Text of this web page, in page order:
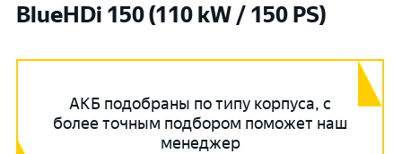
BlueHDi 150 (110 kW / 150 PS)
АКБ подобраны по типу корпуса, с
более точным подбором поможет наш
менеджер